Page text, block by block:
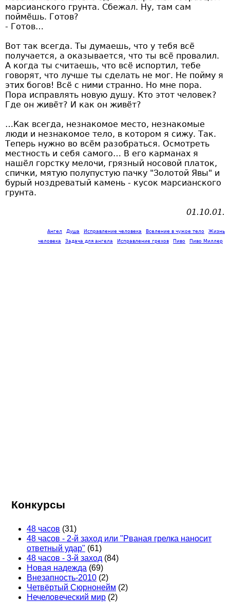
марсианского грунта. Сбежал. Ну, там сам
поймёшь. Готов?
- Готов…
Вот так всегда. Ты думаешь, что у тебя всё
получается, а оказывается, что ты всё провалил.
А когда ты считаешь, что всё испортил, тебе
говорят, что лучше ты сделать не мог. Не пойму я
этих богов! Всё с ними странно. Но мне пора.
Пора исправлять новую душу. Кто этот человек?
Где он живёт? И как он живёт?
…Как всегда, незнакомое место, незнакомые
люди и незнакомое тело, в котором я сижу. Так.
Теперь нужно во всём разобраться. Осмотреть
местность и себя самого… В его карманах я
нашёл горстку мелочи, грязный носовой платок,
спички, мятую полупустую пачку "Золотой Явы" и
бурый ноздреватый камень - кусок марсианского
грунта.
01.10.01.
Ангел Душа Исправление человека Вселение в чужое тело
Жизнь
человека
Задача для ангела Исправление грехов Пиво Пиво Миллер
Конкурсы
48 часов (31)
48 часов - 2-й заход или "Рваная грелка наносит
ответный удар" (61)
48 часов - 3-й заход (84)
Новая надежда (69)
Внезапность-2010 (2)
Четвёртый Сюрнонейм (2)
Нечеловеческий мир (2)